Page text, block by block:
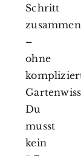
Schritt
–
ohne
Du
musst
kein